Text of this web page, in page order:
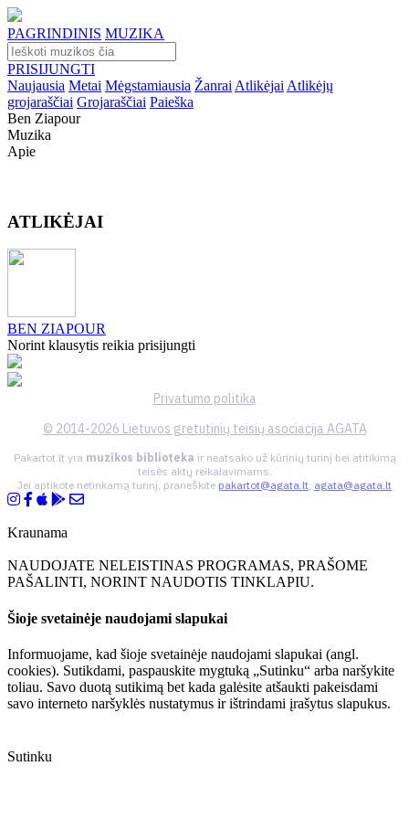
PAGRINDINIS MUZIKA
PRISIJUNGTI
Naujausia Metai Mėgstamiausia Žanrai Atlikėjai Atlikėjų
grojaraščiai Grojaraščiai Paieška
Ben Ziapour
Muzika
Apie
ATLIKĖJAI
BEN ZIAPOUR
Norint klausytis reikia prisijungti
Privatumo politika
© 2014-2026 Lietuvos gretutinių teisių asociacija AGATA
Pakartot.lt yra muzikos biblioteka ir neatsako už kūrinių turinį bei atitikimą
teisės aktų reikalavimams.
Jei aptikote netinkamą turinį, praneškite pakartot@agata.lt, agata@agata.lt
Kraunama
NAUDOJATE NELEISTINAS PROGRAMAS, PRAŠOME
PAŠALINTI, NORINT NAUDOTIS TINKLAPIU.
Šioje svetainėje naudojami slapukai
Informuojame, kad šioje svetainėje naudojami slapukai (angl.
cookies). Sutikdami, paspauskite mygtuką „Sutinku“ arba naršykite
toliau. Savo duotą sutikimą bet kada galėsite atšaukti pakeisdami
savo interneto naršyklės nustatymus ir ištrindami įrašytus slapukus.
Sutinku